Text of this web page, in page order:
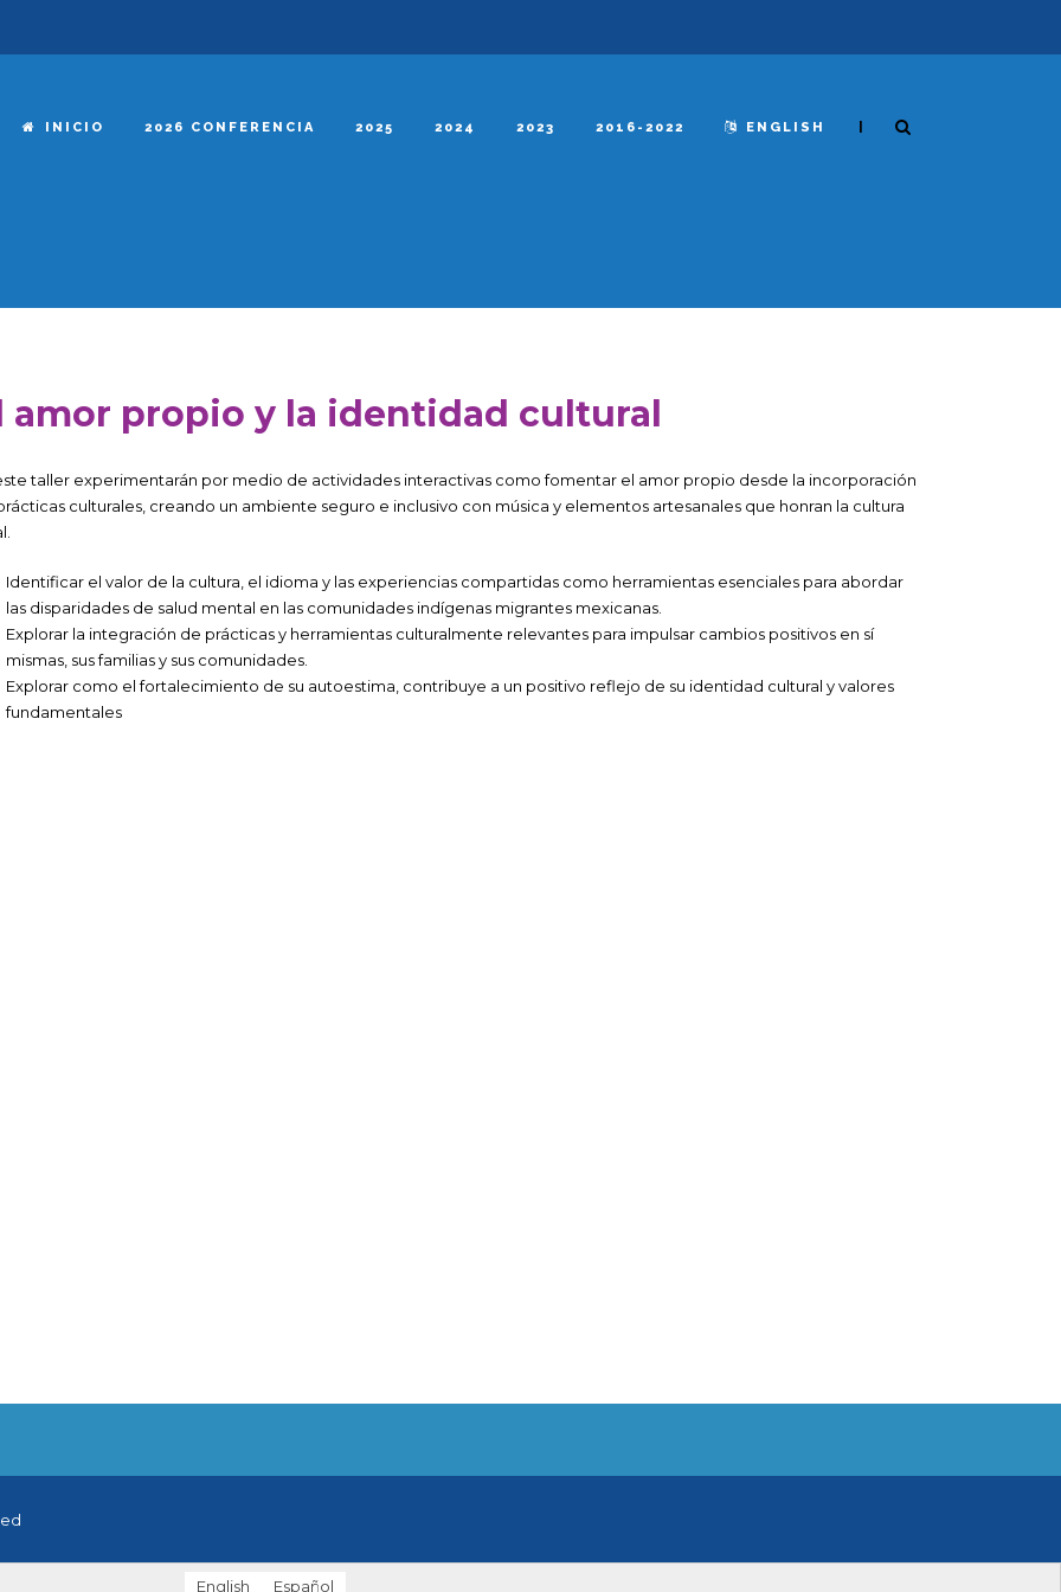
INICIO 2026 CONFERENCIA 2025 2024 2023 2016-2022 ENGLISH |
amor propio y la identidad cultural
taller experimentarán por medio de actividades interactivas como fomentar el amor propio desde la incorporación
culturales, creando un ambiente seguro e inclusivo con música y elementos artesanales que honran la cultura
Identificar el valor de la cultura, el idioma y las experiencias compartidas como herramientas esenciales para abordar
las disparidades de salud mental en las comunidades indígenas migrantes mexicanas.
Explorar la integración de prácticas y herramientas culturalmente relevantes para impulsar cambios positivos en sí
mismas, sus familias y sus comunidades.
Explorar como el fortalecimiento de su autoestima, contribuye a un positivo reflejo de su identidad cultural y valores
fundamentales
English Español